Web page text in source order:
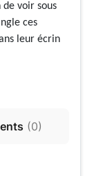
de voir sous
ces
leur écrin
(0)